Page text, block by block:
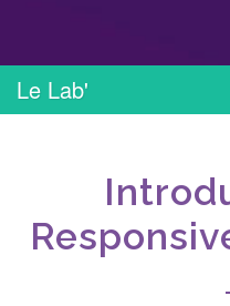
Le Lab'